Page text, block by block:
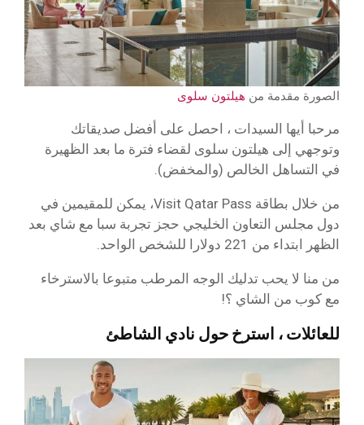
الصورة مقدمة من هيلتون سلوى
مرحبا أيها السيدات ، احصل على أفضل صديقاتك
وتوجهي إلى هيلتون سلوى لقضاء فترة ما بعد الظهيرة
في التساهل الخالص (والمخفض).
من خلال بطاقة Visit Qatar Pass، يمكن للمقيمين في
دول مجلس التعاون الخليجي حجز تجربة سبا مع شاي بعد
الظهر ابتداء من 221 دولارا للشخص الواحد.
من منا لا يحب تدليك الوجه المرطب متبوعا بالاسترخاء
مع كوب من الشاي ؟!
للعائلات ، استرخ حول نادي الشاطئ